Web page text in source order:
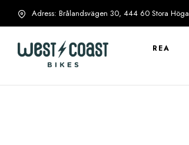
Adress: Brålandsvägen 30, 444 60 Stora Höga
info@westcoastbikes.se
REA